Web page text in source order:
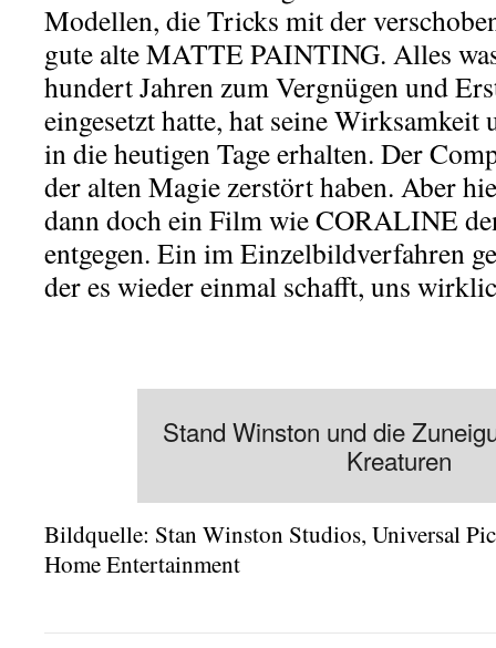
Modellen, die Tricks mit der
gute alte MATTE PAINTING. Alles
hundert Jahren zum Vergnügen und
eingesetzt hatte, hat seine
in die heutigen Tage erhalten. Der
der alten Magie zerstört haben. Aber
dann doch ein Film wie CORALINE
entgegen. Ein im Einzelbildverfahren
der es wieder einmal schafft, uns
Stand Winston und die
Kreaturen
Bildquelle: Stan Winston Studios, Universal
Home Entertainment